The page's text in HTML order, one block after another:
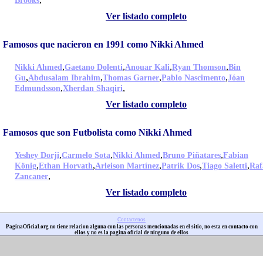
Ver listado completo
Famosos que nacieron en 1991 como Nikki Ahmed
Nikki Ahmed,Gaetano Dolenti,Anouar Kali,Ryan Thomson,Bin
Gu,Abdusalam Ibrahim,Thomas Garner,Pablo Nascimento,Jóan
Edmundsson,Xherdan Shaqiri,
Ver listado completo
Famosos que son Futbolista como Nikki Ahmed
Yeshey Dorji,Carmelo Sota,Nikki Ahmed,Bruno Piñatares,Fabian
König,Ethan Horvath,Arleison Martínez,Patrik Dos,Tiago Saletti,
Zancaner,
Ver listado completo
Contactenos
PaginaOficial.org no tiene relacion alguna con las personas mencionadas en el sitio, no esta en contacto con
ellos y no es la pagina oficial de ninguno de ellos